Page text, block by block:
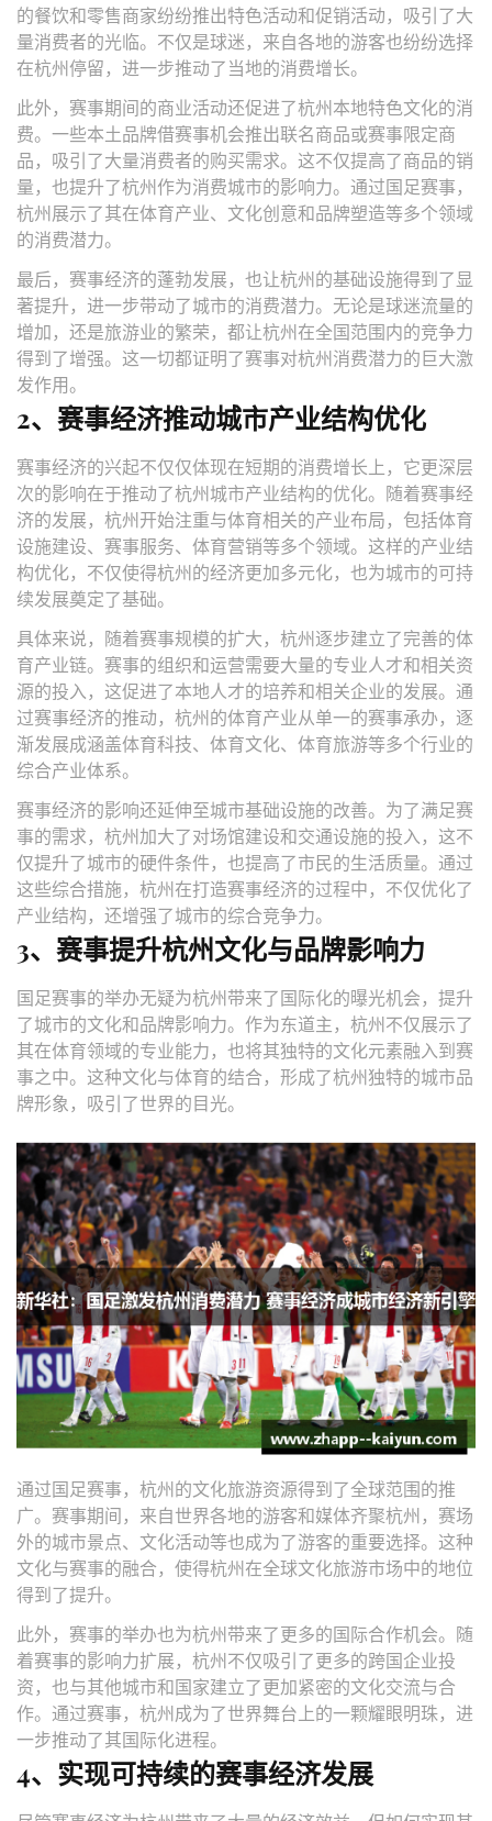
的餐饮和零售商家纷纷推出特色活动和促销活动，吸引了大
量消费者的光临。不仅是球迷，来自各地的游客也纷纷选择
在杭州停留，进一步推动了当地的消费增长。
此外，赛事期间的商业活动还促进了杭州本地特色文化的消
费。一些本土品牌借赛事机会推出联名商品或赛事限定商
品，吸引了大量消费者的购买需求。这不仅提高了商品的销
量，也提升了杭州作为消费城市的影响力。通过国足赛事，
杭州展示了其在体育产业、文化创意和品牌塑造等多个领域
的消费潜力。
最后，赛事经济的蓬勃发展，也让杭州的基础设施得到了显
著提升，进一步带动了城市的消费潜力。无论是球迷流量的
增加，还是旅游业的繁荣，都让杭州在全国范围内的竞争力
得到了增强。这一切都证明了赛事对杭州消费潜力的巨大激
发作用。
2、赛事经济推动城市产业结构优化
赛事经济的兴起不仅仅体现在短期的消费增长上，它更深层
次的影响在于推动了杭州城市产业结构的优化。随着赛事经
济的发展，杭州开始注重与体育相关的产业布局，包括体育
设施建设、赛事服务、体育营销等多个领域。这样的产业结
构优化，不仅使得杭州的经济更加多元化，也为城市的可持
续发展奠定了基础。
具体来说，随着赛事规模的扩大，杭州逐步建立了完善的体
育产业链。赛事的组织和运营需要大量的专业人才和相关资
源的投入，这促进了本地人才的培养和相关企业的发展。通
过赛事经济的推动，杭州的体育产业从单一的赛事承办，逐
渐发展成涵盖体育科技、体育文化、体育旅游等多个行业的
综合产业体系。
赛事经济的影响还延伸至城市基础设施的改善。为了满足赛
事的需求，杭州加大了对场馆建设和交通设施的投入，这不
仅提升了城市的硬件条件，也提高了市民的生活质量。通过
这些综合措施，杭州在打造赛事经济的过程中，不仅优化了
产业结构，还增强了城市的综合竞争力。
3、赛事提升杭州文化与品牌影响力
国足赛事的举办无疑为杭州带来了国际化的曝光机会，提升
了城市的文化和品牌影响力。作为东道主，杭州不仅展示了
其在体育领域的专业能力，也将其独特的文化元素融入到赛
事之中。这种文化与体育的结合，形成了杭州独特的城市品
牌形象，吸引了世界的目光。
通过国足赛事，杭州的文化旅游资源得到了全球范围的推
广。赛事期间，来自世界各地的游客和媒体齐聚杭州，赛场
外的城市景点、文化活动等也成为了游客的重要选择。这种
文化与赛事的融合，使得杭州在全球文化旅游市场中的地位
得到了提升。
此外，赛事的举办也为杭州带来了更多的国际合作机会。随
着赛事的影响力扩展，杭州不仅吸引了更多的跨国企业投
资，也与其他城市和国家建立了更加紧密的文化交流与合
作。通过赛事，杭州成为了世界舞台上的一颗耀眼明珠，进
一步推动了其国际化进程。
4、实现可持续的赛事经济发展